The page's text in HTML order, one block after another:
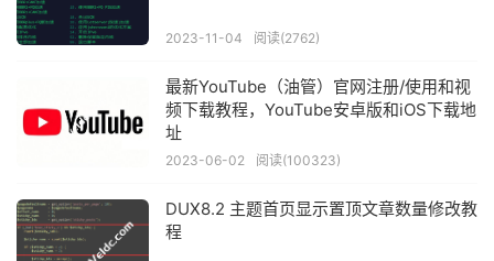
2023-11-04 阅读(2762)
最新YouTube（油管）官网注册/使用和视
频下载教程，YouTube安卓版和iOS下载地
址
2023-06-02 阅读(100323)
DUX8.2 主题首页显示置顶文章数量修改教
程